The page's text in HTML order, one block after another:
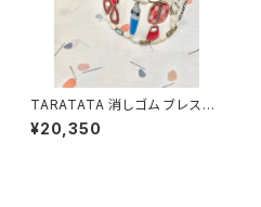
TARATATA 消しゴム ブレスレ
ット
¥20,350